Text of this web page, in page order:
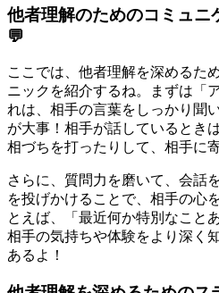
他者理解のためのコミュニ
💬
ここでは、他者理解を深めるた
ニックを紹介するね。まずは「
れは、相手の言葉をしっかり聞
が大事！相手が話しているとき
相づちを打ったりして、相手に
さらに、質問力を磨いて、会話
を投げかけることで、相手の心
とえば、「最近何か特別なこと
相手の気持ちや体験をより深く
あるよ！